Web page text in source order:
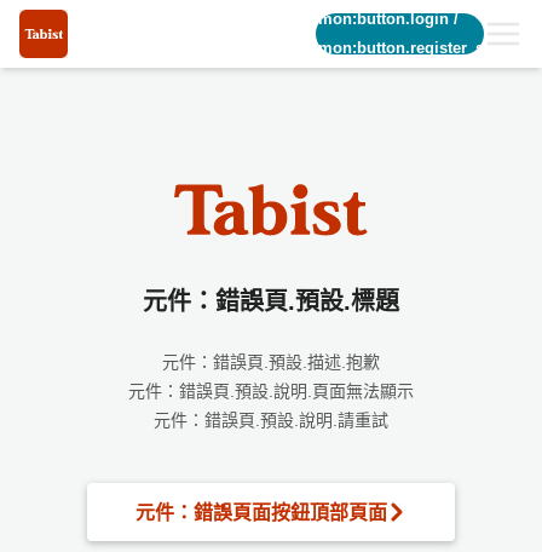
common:button.login/
common:button.register_short
元件：錯誤頁.預設.標題
元件：錯誤頁.預設.描述.抱歉
元件：錯誤頁.預設.說明.頁面無法顯示
元件：錯誤頁.預設.說明.請重試
元件：錯誤頁面按鈕頂部頁面